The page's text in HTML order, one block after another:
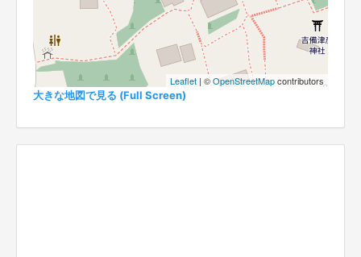
Leaflet | ©OpenStreetMapcontributors
大きな地図で見る (Full Screen)